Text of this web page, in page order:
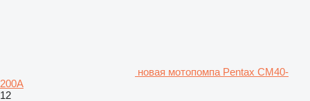
новая мотопомпа Pentax CM40-
200A
12